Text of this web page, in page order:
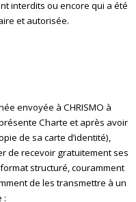
interdits ou encore qui a été
et autorisée.
envoyée à CHRISMO à
Charte et après avoir
de sa carte d’identité),
de recevoir gratuitement ses
structuré, couramment
de les transmettre à un
: